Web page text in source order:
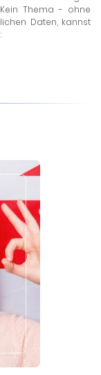
Thema - ohne
Daten, kannst